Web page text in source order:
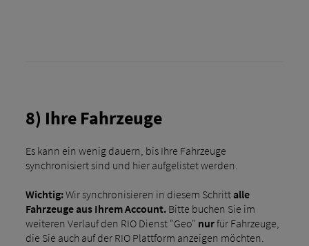
8) Ihre Fahrzeuge
Es kann ein wenig dauern, bis Ihre Fahrzeuge
synchronisiert sind und hier aufgelistet werden.
Wichtig:Wir synchronisieren in diesem Schrittalle
Fahrzeuge aus Ihrem Account. Bitte buchen Sie im
weiteren Verlauf den RIO Dienst "Geo" nurfür Fahrzeuge,
die Sie auch auf der RIO Plattform anzeigen möchten.